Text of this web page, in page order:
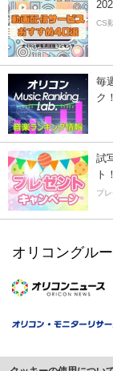
CS
毎
ク！
試
ト！
プ
オリコングル